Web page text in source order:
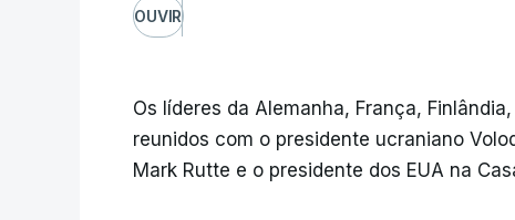
OUVIR
Os líderes da Alemanha, França,
reunidos com o presidente ucraniano
Mark Rutte e o presidente dos EUA na